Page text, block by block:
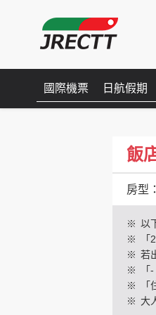
國際機票 日航假期
飯
房型
※ 以
※
※ 若
※
※
※ 大